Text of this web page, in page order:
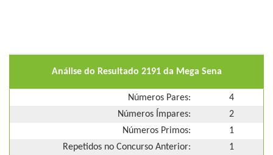
Análise do Resultado 2191 da Mega Sena
Números Pares:
4
Números Ímpares:
2
Números Primos:
1
Repetidos no Concurso Anterior:
1